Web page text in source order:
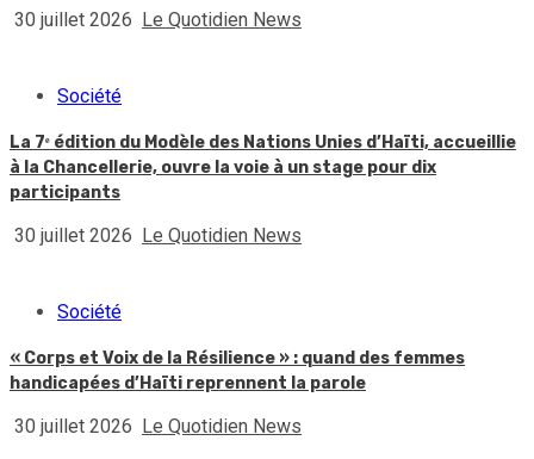
30 juillet 2026 Le Quotidien News
Société
La 7ᵉ édition du Modèle des Nations Unies d’Haïti, accueillie
à la Chancellerie, ouvre la voie à un stage pour dix
participants
30 juillet 2026 Le Quotidien News
Société
« Corps et Voix de la Résilience » : quand des femmes
handicapées d’Haïti reprennent la parole
30 juillet 2026 Le Quotidien News